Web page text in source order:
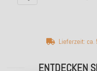
Lieferzeit: ca.
ENTDECKEN